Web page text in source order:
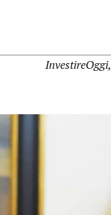
InvestireOggi,